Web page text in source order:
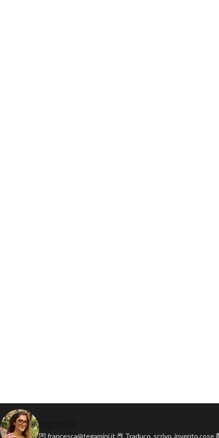
💌 francesca@tegamini.it 📕 Traduco, scrivo, invento cose